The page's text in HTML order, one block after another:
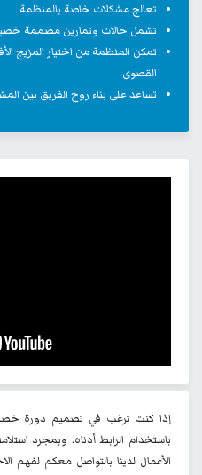
تعالج مشكلات خاصة بالمنظمة
تشمل حالات وتمارين مصممة
تمكن المنظمة من اختيار المزيج
القصوى
تساعد على بناء روح الفريق بين
إذا كنت ترغب في تصميم دورة
باستخدام الرابط أدناه. وبمجرد
الأعمال لدينا بالتواصل معكم لفهم